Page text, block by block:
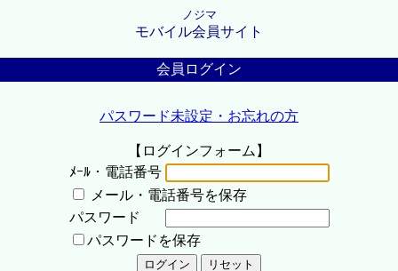
ノジマ
モバイル会員サイト
会員ログイン
パスワード未設定・お忘れの方
【ログインフォーム】
ﾒｰﾙ・電話番号
メール・電話番号を保存
パスワード
パスワードを保存